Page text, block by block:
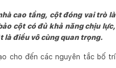
cao tầng, cột đóng vai trò là
cột có đủ khả năng chịu lực,
là điều vô cùng quan trọng.
cho đến các nguyên tắc bố trí